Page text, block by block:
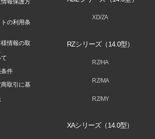
報保護方
の利用条
様情報の取
件
取引に基
XD/ZA
RZシリーズ（14.0型）
RZ/HA
RZ/MA
RZ/MY
XAシリーズ（14.0型）